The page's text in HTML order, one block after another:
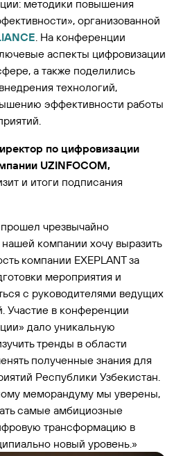
методики повышения
организованной
. На конференции
аспекты цифровизации
а также поделились
технологий,
эффективности работы
по цифровизации
UZINFOCOM,
и итоги подписания
чрезвычайно
компании хочу выразить
компании EXEPLANT за
мероприятия и
с руководителями ведущих
Участие в конференции
дало уникальную
тренды в области
полученные знания для
Республики Узбекистан.
меморандуму мы уверены,
самые амбициозные
трансформацию в
новый уровень.»